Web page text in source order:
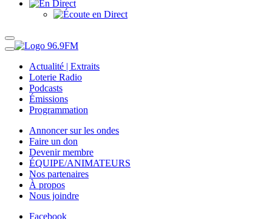
Actualité | Extraits
Loterie Radio
Podcasts
Émissions
Programmation
Annoncer sur les ondes
Faire un don
Devenir membre
ÉQUIPE/ANIMATEURS
Nos partenaires
À propos
Nous joindre
Facebook